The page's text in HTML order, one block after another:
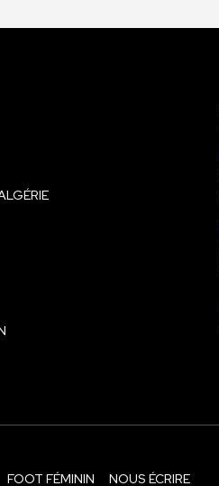
FOOT FÉMININ NOUS ÉCRIRE